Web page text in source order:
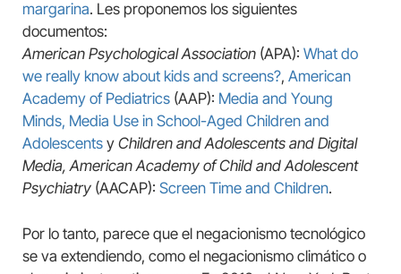
margarina. Les proponemos los siguientes
documentos:
American Psychological Association (APA): What do
we really know about kids and screens?, American
Academy of Pediatrics (AAP): Media and Young
Minds, Media Use in School-Aged Children and
Adolescents y Children and Adolescents and Digital
Media,American Academy of Child and Adolescent
Psychiatry (AACAP): Screen Time and Children.
Por lo tanto, parece que el negacionismo tecnológico
se va extendiendo, como el negacionismo climático o